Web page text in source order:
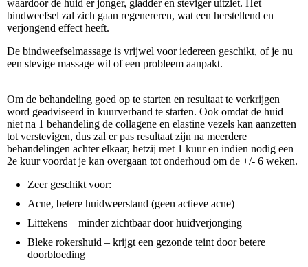
waardoor de huid er jonger, gladder en steviger uitziet. Het
bindweefsel zal zich gaan regenereren, wat een herstellend en
verjongend effect heeft.
De bindweefselmassage is vrijwel voor iedereen geschikt, of je nu
een stevige massage wil of een probleem aanpakt.
Om de behandeling goed op te starten en resultaat te verkrijgen
word geadviseerd in kuurverband te starten. Ook omdat de huid
niet na 1 behandeling de collagene en elastine vezels kan aanzetten
tot verstevigen, dus zal er pas resultaat zijn na meerdere
behandelingen achter elkaar, hetzij met 1 kuur en indien nodig een
2e kuur voordat je kan overgaan tot onderhoud om de +/- 6 weken.
Zeer geschikt voor:
Acne, betere huidweerstand (geen actieve acne)
Littekens – minder zichtbaar door huidverjonging
Bleke rokershuid – krijgt een gezonde teint door betere
doorbloeding